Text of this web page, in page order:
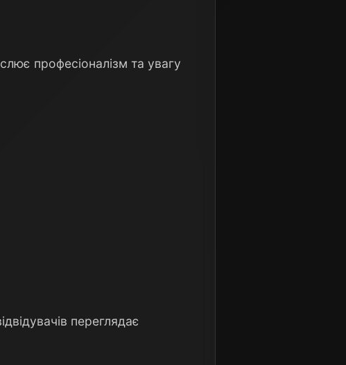
професіоналізм та увагу
переглядає